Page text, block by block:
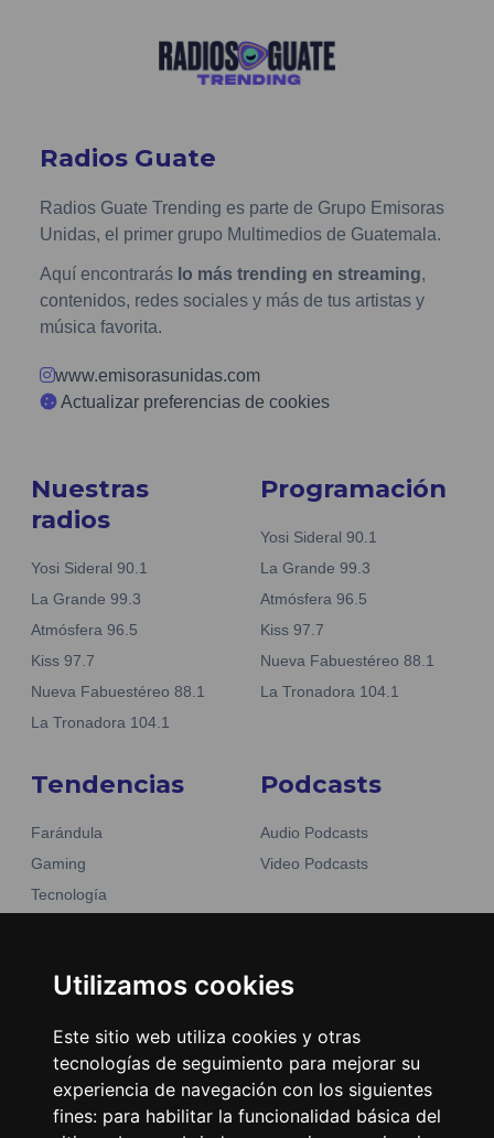
Utilizamos cookies
Este sitio web utiliza cookies y otras
tecnologías de seguimiento para mejorar su
experiencia de navegación con los siguientes
fines: para habilitar la funcionalidad básica del
Radios Guate
Radios Guate Trending es parte de Grupo Emisoras
Unidas, el primer grupo Multimedios de Guatemala.
Aquí encontrarás lo más trending en streaming,
contenidos, redes sociales y más de tus artistas y
música favorita.
www.emisorasunidas.com
Actualizar preferencias de cookies
Nuestras
radios
Yosi Sideral 90.1
La Grande 99.3
Atmósfera 96.5
Kiss 97.7
Nueva Fabuestéreo 88.1
La Tronadora 104.1
Programación
Yosi Sideral 90.1
La Grande 99.3
Atmósfera 96.5
Kiss 97.7
Nueva Fabuestéreo 88.1
La Tronadora 104.1
Tendencias
Farándula
Gaming
Tecnología
Noticias
Podcasts
Audio Podcasts
Video Podcasts
Emisoras Unidas
Encuéntranos
Contacto